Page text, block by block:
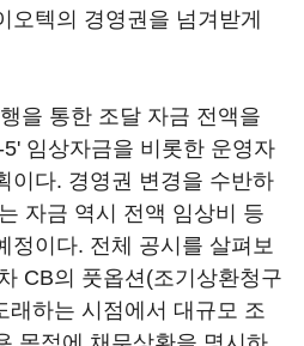
오텍의 경영권을 넘겨받게
을 통한 조달 자금 전액을
임상자금을 비롯한 운영자
이다. 경영권 변경을 수반하
자금 역시 전액 임상비 등
정이다. 전체 공시를 살펴보
CB의 풋옵션(조기상환청구
래하는 시점에서 대규모 조